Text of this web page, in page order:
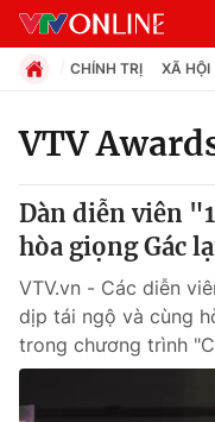
Chuyên mục
Chính trị
Xã hội
Pháp luật
CHÍNH TRỊ XÃ HỘI
VTV
Dàn diễn viên
hòa giọng Gác
VTV.vn - Các diễn
dịp tái ngộ và cùng
trong chương trình